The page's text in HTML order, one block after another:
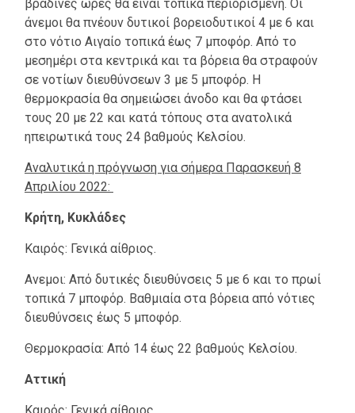
βραδινές ώρες θα είναι τοπικά περιορισμένη. Οι
άνεμοι θα πνέουν δυτικοί βορειοδυτικοί 4 με 6 και
στο νότιο Αιγαίο τοπικά έως 7 μποφόρ. Από το
μεσημέρι στα κεντρικά και τα βόρεια θα στραφούν
σε νοτίων διευθύνσεων 3 με 5 μποφόρ. Η
θερμοκρασία θα σημειώσει άνοδο και θα φτάσει
τους 20 με 22 και κατά τόπους στα ανατολικά
ηπειρωτικά τους 24 βαθμούς Κελσίου.
Αναλυτικά η πρόγνωση για σήμερα Παρασκευή 8
Απριλίου 2022:
Κρήτη, Κυκλάδες
Καιρός: Γενικά αίθριος.
Ανεμοι: Από δυτικές διευθύνσεις 5 με 6 και το πρωί
τοπικά 7 μποφόρ. Βαθμιαία στα βόρεια από νότιες
διευθύνσεις έως 5 μποφόρ.
Θερμοκρασία: Από 14 έως 22 βαθμούς Κελσίου.
Αττική